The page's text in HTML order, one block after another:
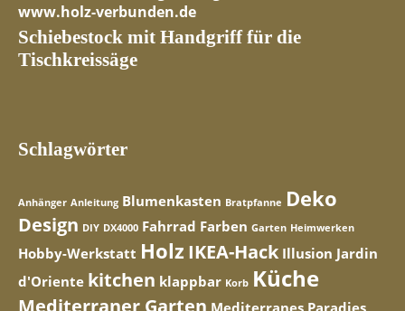
Schiebestock mit Handgriff für die
Tischkreissäge
Schlagwörter
Anhänger Anleitung Blumenkasten Bratpfanne Deko
Design DIY DX4000 Fahrrad Farben Garten Heimwerken
Hobby-Werkstatt Holz IKEA-Hack Illusion Jardin
d'Oriente kitchen klappbar Korb Küche
Mediterraner Garten Mediterranes Paradies